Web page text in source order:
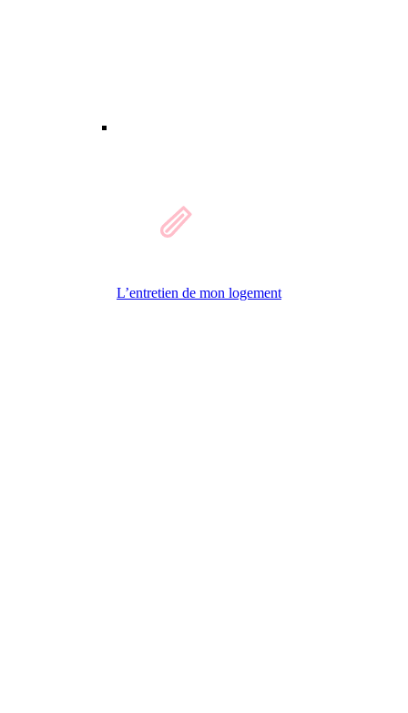
L’entretien de mon logement